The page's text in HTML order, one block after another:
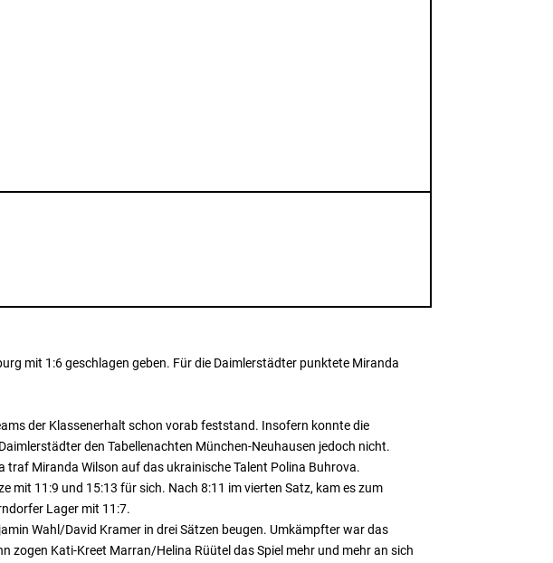
mit 1:6 geschlagen geben. Für die Daimlerstädter punktete Miranda
der Klassenerhalt schon vorab feststand. Insofern konnte die
den Tabellenachten München-Neuhausen jedoch nicht.
Miranda Wilson auf das ukrainische Talent Polina Buhrova.
mit 11:9 und 15:13 für sich. Nach 8:11 im vierten Satz, kam es zum
Lager mit 11:7.
Wahl/David Kramer in drei Sätzen beugen. Umkämpfter war das
zogen Kati-Kreet Marran/Helina Rüütel das Spiel mehr und mehr an sich